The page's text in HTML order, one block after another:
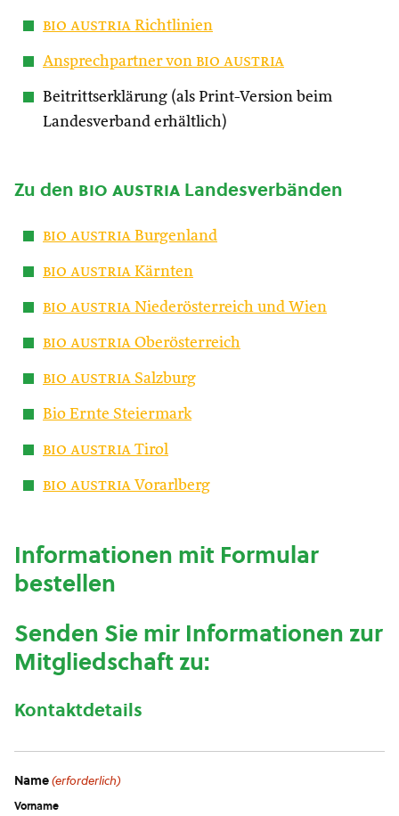
bio austria Richtlinien
Ansprechpartner von bio austria
Beitrittserklärung (als Print-Version beim
Landesverband erhältlich)
Zu den bio austria Landesverbänden
bio austria Burgenland
bio austria Kärnten
bio austria Niederösterreich und Wien
bio austria Oberösterreich
bio austria Salzburg
Bio Ernte Steiermark
bio austria Tirol
bio austria Vorarlberg
Informationen mit Formular
bestellen
Senden Sie mir Informationen zur
Mitgliedschaft zu:
Kontaktdetails
Name(erforderlich)
Vorname